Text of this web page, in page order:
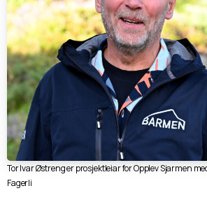
Tor Ivar Østreng er prosjektleiar for Opplev Sjarmen
Fagerli